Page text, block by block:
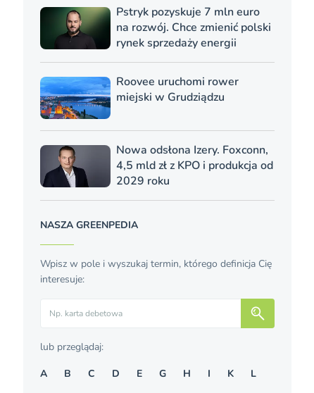
Pstryk pozyskuje 7 mln euro
na rozwój. Chce zmienić polski
rynek sprzedaży energii
Roovee uruchomi rower
miejski w Grudziądzu
Nowa odsłona Izery. Foxconn,
4,5 mld zł z KPO i produkcja od
2029 roku
NASZA GREENPEDIA
Wpisz w pole i wyszukaj termin, którego definicja Cię
interesuje:
lub przeglądaj:
A
B C D E G H I K
L